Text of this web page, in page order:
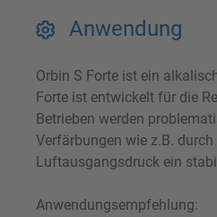
Anwendung
Orbin S Forte ist ein
Forte ist entwickelt für die
Betrieben werden
Verfärbungen wie z.B.
Luftausgangsdruck ein
Anwendungsempfehlung: